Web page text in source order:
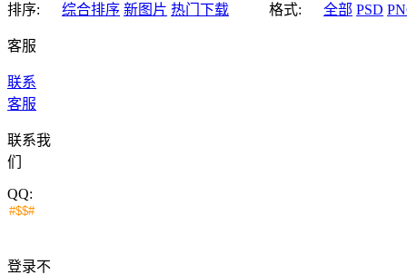
排序: 综合排序 新图片 热门下载 格式: 全部 PSD
客服
联系
客服
联系我
们
QQ:
登录不